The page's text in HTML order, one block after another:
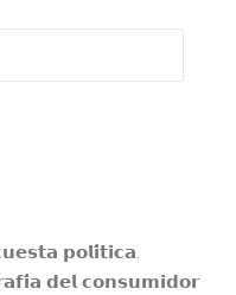
𝗽𝗼𝗹𝗶́𝘁𝗶𝗰𝗮.
𝗱𝗲𝗹 𝗰𝗼𝗻𝘀𝘂𝗺𝗶𝗱𝗼𝗿